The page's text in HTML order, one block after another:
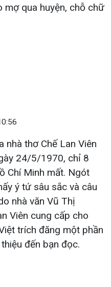
mợ qua huyện, chỗ chữ
nhà thơ Chế Lan Viên
24/5/1970, chỉ 8
Chí Minh mất. Ngót
ý tứ sâu sắc và câu
nhà văn Vũ Thị
Viên cung cấp cho
trích đăng một phần
đến bạn đọc.